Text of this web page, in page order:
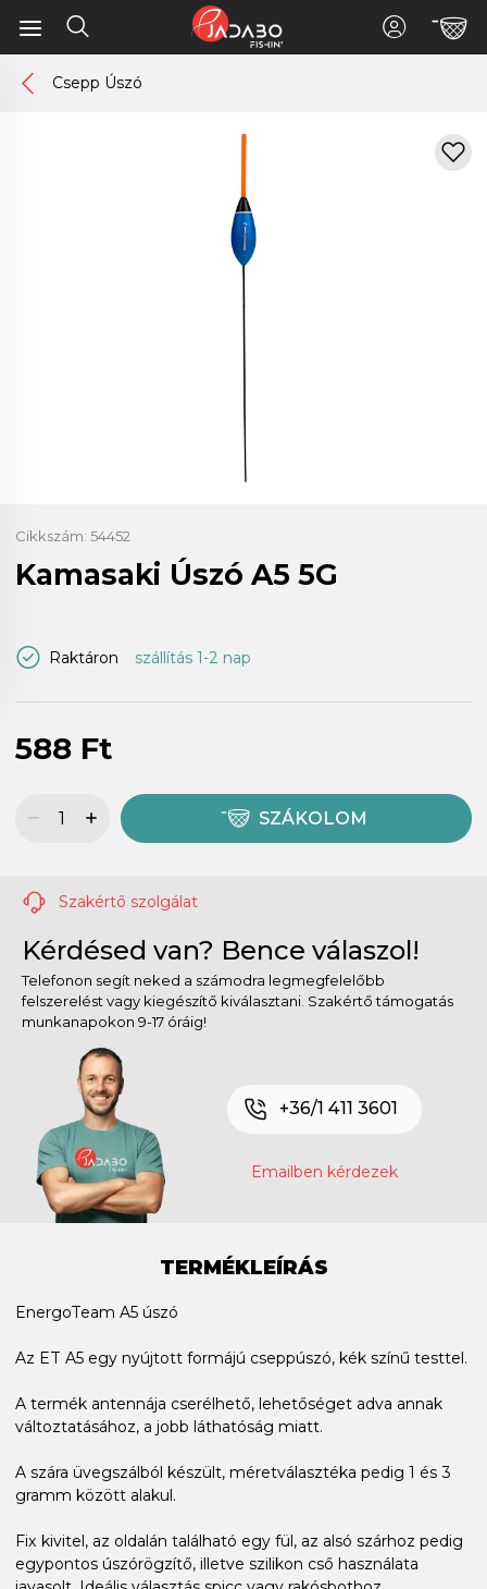
Csepp Úszó
Cikkszám: 54452
Kamasaki Úszó A5 5G
Raktáron szállítás 1-2 nap
588 Ft
SZÁKOLOM
Szakértő szolgálat
Kérdésed van? Bence válaszol!
Telefonon segít neked a számodra legmegfelelőbb
felszerelést vagy kiegészítő kiválasztani. Szakértő támogatás
munkanapokon 9-17 óráig!
+36/1 411 3601
Emailben kérdezek
TERMÉKLEÍRÁS
EnergoTeam A5 úszó
Az ET A5 egy nyújtott formájú cseppúszó, kék színű testtel.
A termék antennája cserélhető, lehetőséget adva annak
változtatásához, a jobb láthatóság miatt.
A szára üvegszálból készült, méretválasztéka pedig 1 és 3
gramm között alakul.
Fix kivitel, az oldalán található egy fül, az alsó szárhoz pedig
egypontos úszórögzítő, illetve szilikon cső használata